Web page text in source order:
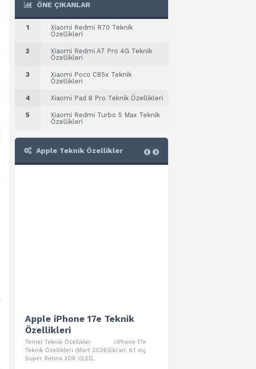
ÖNE ÇIKANLAR
1
Xiaomi Redmi R70 Teknik
Özellikleri
2
Xiaomi Redmi A7 Pro 4G Teknik
Özellikleri
3
Xiaomi Poco C85x Teknik
Özellikleri
4 Xiaomi Pad 8 Pro Teknik Özellikleri
5
Xiaomi Redmi Turbo 5 Max Teknik
Özellikleri
Apple Teknik Özellikler
Apple iPhone 17e Teknik
Özellikleri
Temel Teknik Özellikler √iPhone 17e
Teknik Özellikleri (Mart 2026)Ekran: 6.1 inç
Super Retina XDR OLED,